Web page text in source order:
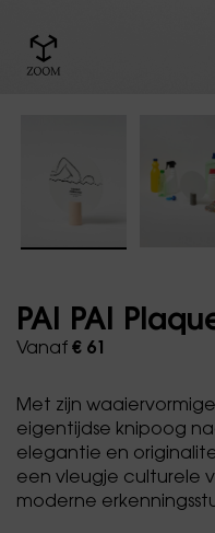
PAI PAI
Vanaf € 61
Met zijn
eigentijdse knipoog
elegantie en
een vleugje culturele
moderne